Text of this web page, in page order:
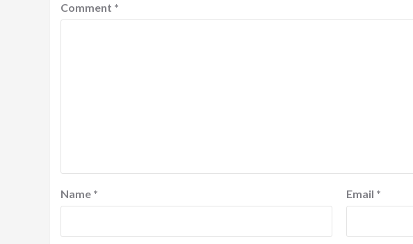
Comment *
Name * Email *